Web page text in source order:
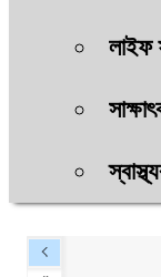
লাইফ